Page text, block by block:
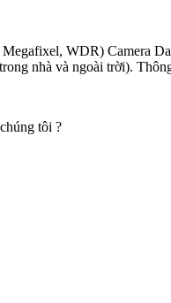
WDR) Camera
nhà và ngoài trời).
tôi ?